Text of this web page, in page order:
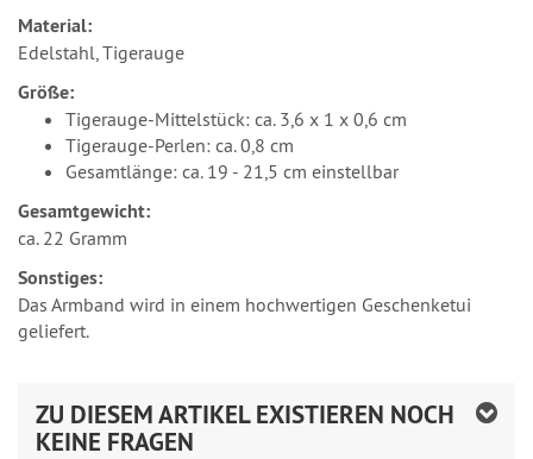
Material:
Edelstahl, Tigerauge
Größe:
Tigerauge-Mittelstück: ca. 3,6 x 1 x 0,6 cm
Tigerauge-Perlen: ca. 0,8 cm
Gesamtlänge: ca. 19 - 21,5 cm einstellbar
Gesamtgewicht:
ca. 22 Gramm
Sonstiges:
Das Armband wird in einem hochwertigen Geschenketui
geliefert.
ZU DIESEM ARTIKEL EXISTIEREN NOCH
KEINE FRAGEN